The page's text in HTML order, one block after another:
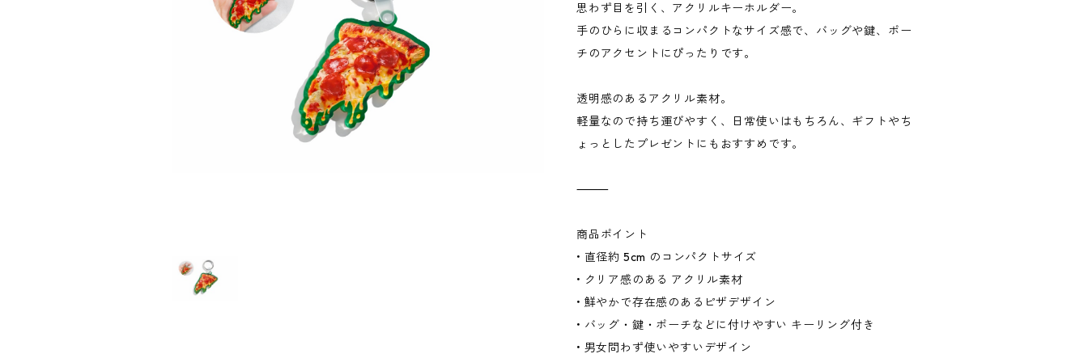
思わず目を引く、アクリルキーホルダー。
手のひらに収まるコンパクトなサイズ感で、バッグや鍵、ポー
チのアクセントにぴったりです。
透明感のあるアクリル素材。
軽量なので持ち運びやすく、日常使いはもちろん、ギフトやち
ょっとしたプレゼントにもおすすめです。
⸻
商品ポイント
• 直径約 5cm のコンパクトサイズ
• クリア感のある アクリル素材
• 鮮やかで存在感のあるピザデザイン
• バッグ・鍵・ポーチなどに付けやすい キーリング付き
• 男女問わず使いやすいデザイン